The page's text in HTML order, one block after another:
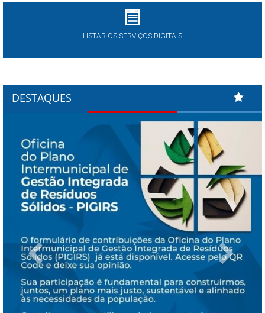
LISTAR OS SERVIÇOS DIGITAIS
DESTAQUES
Previous Next